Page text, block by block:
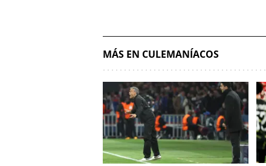
MÁS EN CULEMANÍACOS